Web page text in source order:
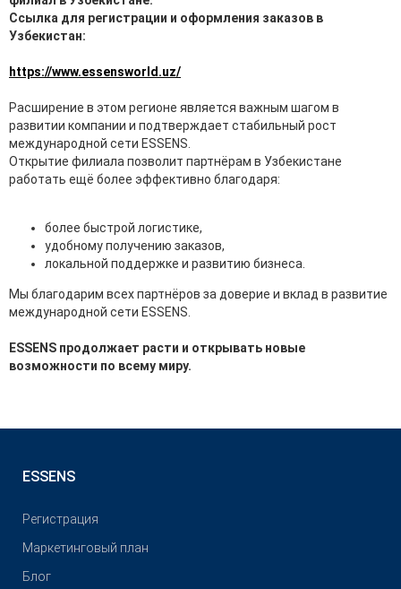
Ссылка для регистрации и оформления заказов в
Узбекистан:
https://www.essensworld.uz/
Расширение в этом регионе является важным шагом в
развитии компании и подтверждает стабильный рост
международной сети ESSENS.
Открытие филиала позволит партнёрам в Узбекистане
работать ещё более эффективно благодаря:
более быстрой логистике,
удобному получению заказов,
локальной поддержке и развитию бизнеса.
Мы благодарим всех партнёров за доверие и вклад в развитие
международной сети ESSENS.
ESSENS продолжает расти и открывать новые
возможности по всему миру.
ESSENS
Pегистрация
Маркетинговый план
Блог